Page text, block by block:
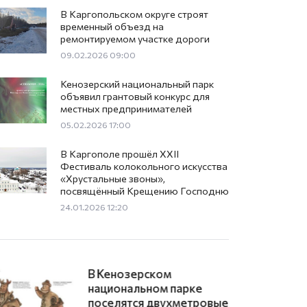
мать пятерых
на 15 суток за
и обязательных
13:02
09.02.2026 09:00
В Каргопольском округе строят
временный объезд на
ремонтируемом участке дороги
05.02.2026 17:00
Кенозерский национальный парк
объявил грантовый конкурс для
местных предпринимателей
24.01.2026 12:20
В Каргополе прошёл XXII
Фестиваль колокольного искусства
«Хрустальные звоны»,
посвящённый Крещению Господню
В Каргополе к 880-
летию города построят
бассейн с шестью